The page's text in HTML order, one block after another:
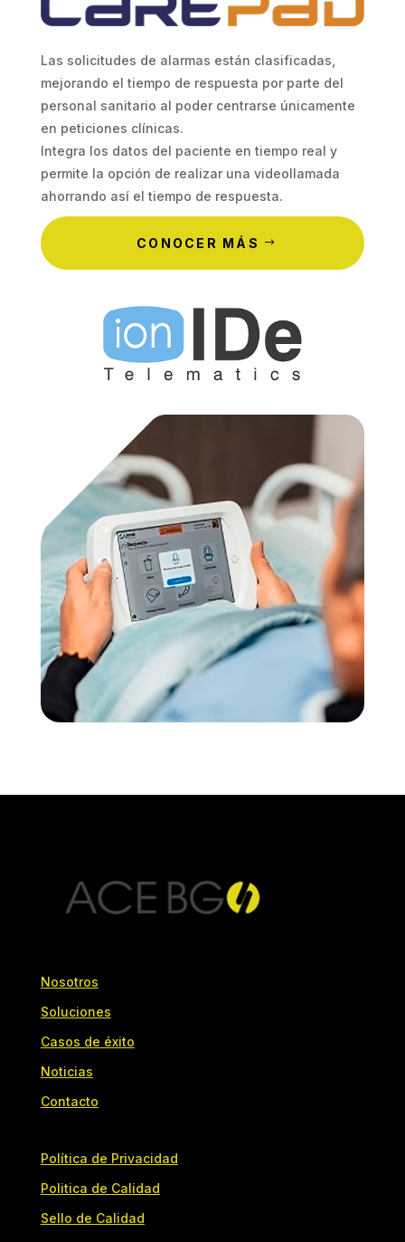
Las solicitudes de alarmas están clasificadas,
mejorando el tiempo de respuesta por parte del
personal sanitario al poder centrarse únicamente
en peticiones clínicas.
Integra los datos del paciente en tiempo real y
permite la opción de realizar una videollamada
ahorrando así el tiempo de respuesta.
CONOCER MÁS
Nosotros
Soluciones
Casos de éxito
Noticias
Contacto
Política de Privacidad
Politica de Calidad
Sello de Calidad